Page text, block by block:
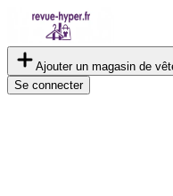
Ajouter un magasin de
Se connecter